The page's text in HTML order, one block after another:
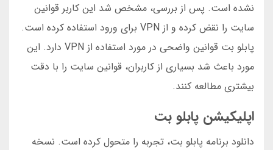
نشده است. پس از بررسی، مشخص شد این کاربر قوانین
سایت را نقض کرده و از VPN برای ورود استفاده کرده است.
پابلو بت قوانین واضحی در مورد استفاده از VPN دارد. این
مورد باعث شد بسیاری از کاربران، قوانین سایت را با دقت
بیشتری مطالعه کنند.
اپلیکیشن پابلو بت
دانلود برنامه پابلو بت، تجربه را متحول کرده است. نسخه